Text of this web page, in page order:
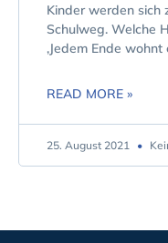
Kinder werden sich
Schulweg. Welche
‚Jedem Ende wohnt
READ MORE »
25. August 2021